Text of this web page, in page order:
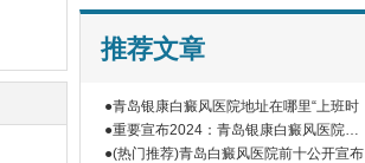
推荐文章
●青岛银康白癜风医院地址在哪里“上班时
●重要宣布2024：青岛银康白癜风医院网
上
●(热门推荐)青岛白癜风医院前十公开宣布